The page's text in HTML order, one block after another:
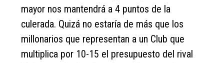
mayor nos mantendrá a 4 puntos de la
culerada. Quizá no estaría de más que los
millonarios que representan a un Club que
multiplica por 10-15 el presupuesto del rival